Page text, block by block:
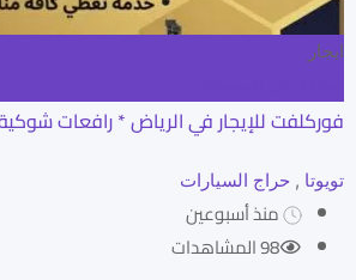
ايجار
فوركلفت للإيجار في الرياض * رافعات شوكية
تويوتا , حراج السيارات
منذ أسبوعين
98 المشاهدات